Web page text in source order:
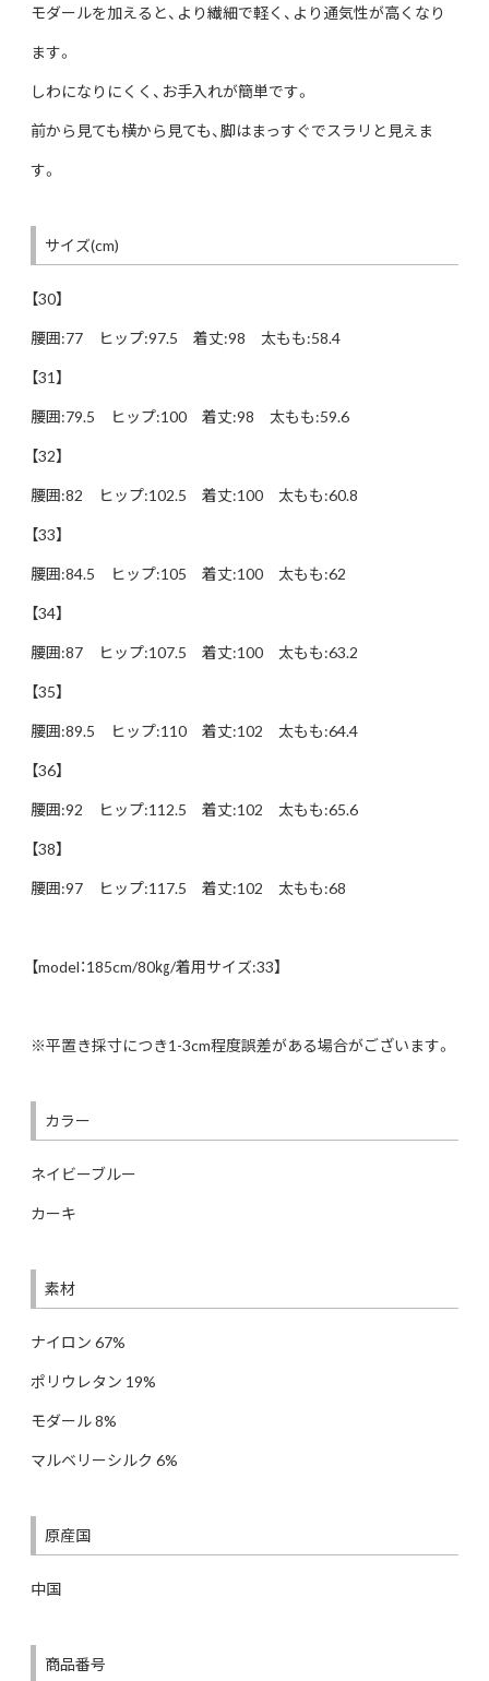
モダールを加えると、より繊細で軽く、より通気性が高くなり
ます。
しわになりにくく、お手入れが簡単です。
前から見ても横から見ても、脚はまっすぐでスラリと見えま
す。
サイズ(cm)
【30】
腰囲:77 ヒップ:97.5 着丈:98 太もも:58.4
【31】
腰囲:79.5 ヒップ:100 着丈:98 太もも:59.6
【32】
腰囲:82 ヒップ:102.5 着丈:100 太もも:60.8
【33】
腰囲:84.5 ヒップ:105 着丈:100 太もも:62
【34】
腰囲:87 ヒップ:107.5 着丈:100 太もも:63.2
【35】
腰囲:89.5 ヒップ:110 着丈:102 太もも:64.4
【36】
腰囲:92 ヒップ:112.5 着丈:102 太もも:65.6
【38】
腰囲:97 ヒップ:117.5 着丈:102 太もも:68
【model：185cm/80㎏/着用サイズ:33】
※平置き採寸につき1-3cm程度誤差がある場合がございます。
カラー
ネイビーブルー
カーキ
素材
ナイロン 67%
ポリウレタン 19%
モダール 8%
マルベリーシルク 6%
原産国
中国
商品番号